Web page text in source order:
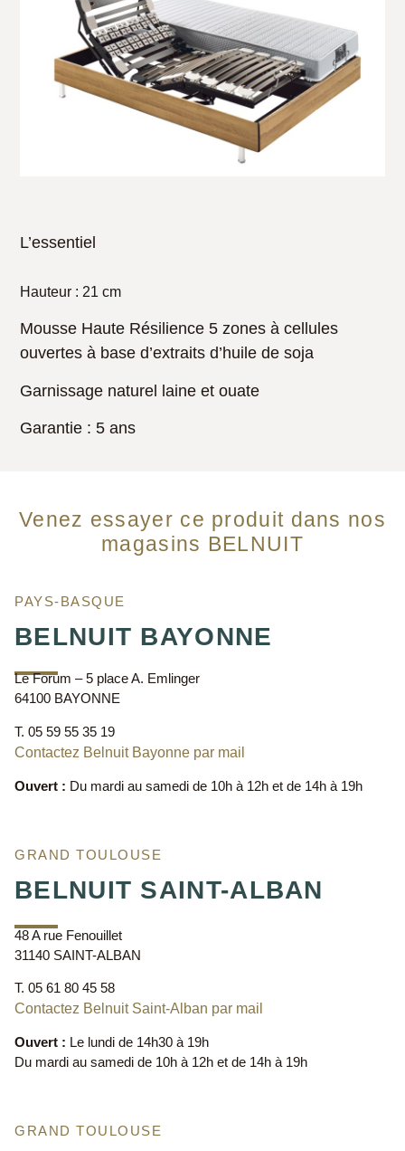
L’essentiel
Hauteur : 21 cm
Mousse Haute Résilience 5 zones à cellules
ouvertes à base d’extraits d’huile de soja
Garnissage naturel laine et ouate
Garantie : 5 ans
Venez essayer ce produit dans nos
magasins BELNUIT
PAYS-BASQUE
BELNUIT BAYONNE
Le Forum – 5 place A. Emlinger
64100 BAYONNE
T. 05 59 55 35 19
Contactez Belnuit Bayonne par mail
Ouvert : Du mardi au samedi de 10h à 12h et de 14h à 19h
GRAND TOULOUSE
BELNUIT SAINT-ALBAN
48 A rue Fenouillet
31140 SAINT-ALBAN
T. 05 61 80 45 58
Contactez Belnuit Saint-Alban par mail
Ouvert : Le lundi de 14h30 à 19h
Du mardi au samedi de 10h à 12h et de 14h à 19h
GRAND TOULOUSE